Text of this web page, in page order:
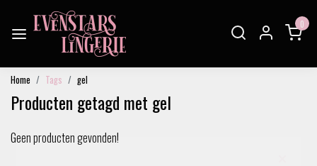
0
Home Tags gel
Producten getagd met gel
Geen producten gevonden!